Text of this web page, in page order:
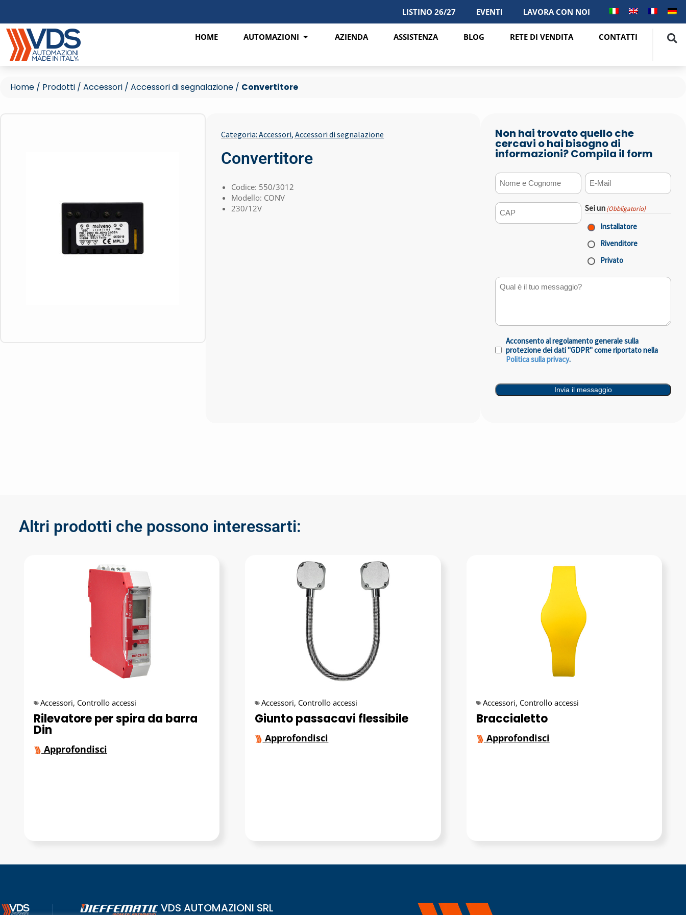
LISTINO 26/27 EVENTI LAVORA CON NOI
HOME AUTOMAZIONI AZIENDA ASSISTENZA BLOG RETE DI VENDITA CONTATTI
Home / Prodotti / Accessori / Accessori di segnalazione / Convertitore
Categoria:Accessori,Accessori di segnalazione
Convertitore
Codice: 550/3012
Modello: CONV
230/12V
Non hai trovato quello che
cercavi o hai bisogno di
informazioni? Compila il form
Nome e Cognome (Obbligatorio)E-mail(Obbligatorio)
CAP(Obbligatorio) Sei un(Obbligatorio)
Installatore
Rivenditore
Privato
Qual è il tuo messaggio?
Consenso(Obbligatorio)
Acconsento al regolamento generale sulla
protezione dei dati "GDPR" come riportato nella
Politica sulla privacy.
Invia il messaggio
Altri prodotti che possono interessarti:
Accessori, Controllo accessi
Rilevatore per spira da barra
Din
Approfondisci
Accessori, Controllo accessi
Giunto passacavi flessibile
Approfondisci
Accessori, Controllo accessi
Braccialetto
Approfondisci
VDS AUTOMAZIONI SRL